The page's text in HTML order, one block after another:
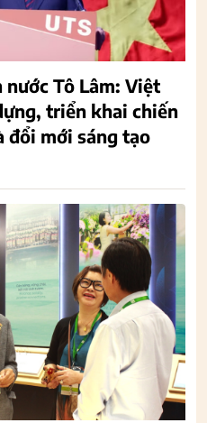
Tô Lâm: Việt
triển khai chiến
đổi mới sáng tạo